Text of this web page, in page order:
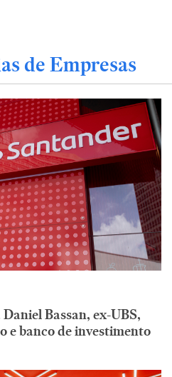
de Empresas
Bassan, ex-UBS,
e banco de investimento